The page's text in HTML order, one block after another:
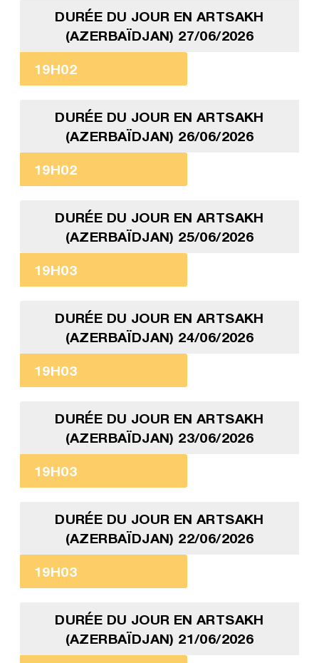
DURÉE DU JOUR EN ARTSAKH
(AZERBAÏDJAN) 27/06/2026
19H02
DURÉE DU JOUR EN ARTSAKH
(AZERBAÏDJAN) 26/06/2026
19H02
DURÉE DU JOUR EN ARTSAKH
(AZERBAÏDJAN) 25/06/2026
19H03
DURÉE DU JOUR EN ARTSAKH
(AZERBAÏDJAN) 24/06/2026
19H03
DURÉE DU JOUR EN ARTSAKH
(AZERBAÏDJAN) 23/06/2026
19H03
DURÉE DU JOUR EN ARTSAKH
(AZERBAÏDJAN) 22/06/2026
19H03
DURÉE DU JOUR EN ARTSAKH
(AZERBAÏDJAN) 21/06/2026